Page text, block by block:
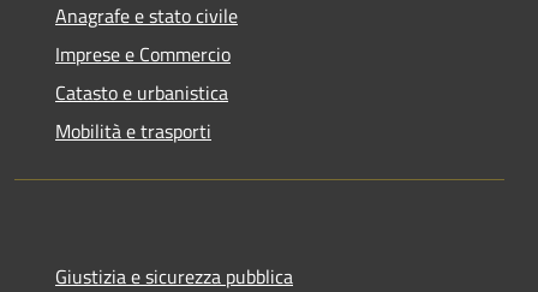
Anagrafe e stato civile
Imprese e Commercio
Catasto e urbanistica
Mobilità e trasporti
Giustizia e sicurezza pubblica